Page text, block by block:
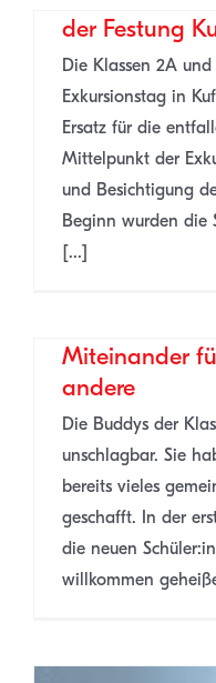
der Festung
Die Klassen 2A
Exkursionstag in
Ersatz für die
Mittelpunkt der
und Besichtigung
Beginn wurden die
[...]
Miteinander
andere
Die Buddys der
unschlagbar. Sie
bereits vieles
geschafft. In der
die neuen
willkommen